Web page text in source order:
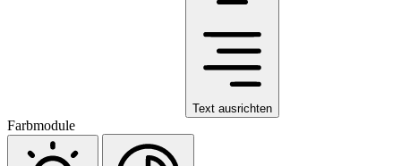
Text ausrichten
Farbmodule